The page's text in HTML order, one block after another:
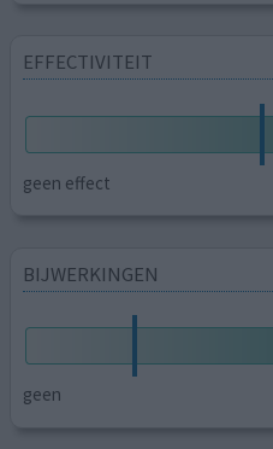
EFFECTIVITEIT
geen effect
BIJWERKINGEN
geen